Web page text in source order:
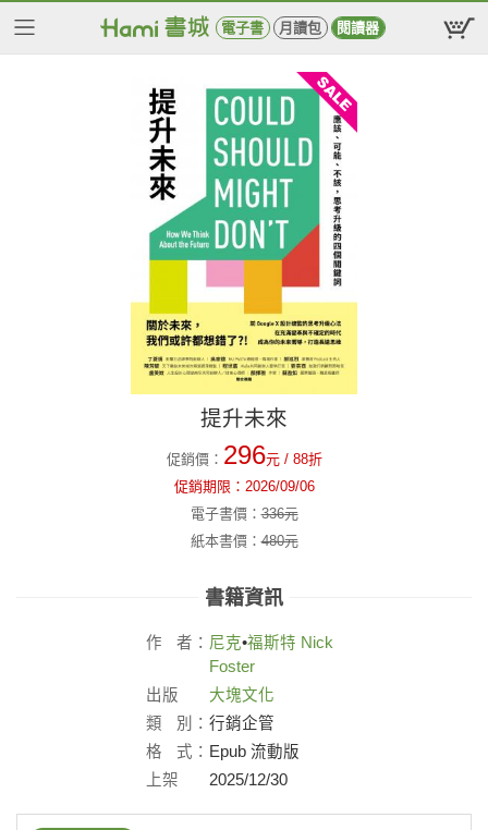
電子書 月讀包 閱讀器
提升未來
促銷價： 296元 / 88折
促銷期限： 2026/09/06
電子書價：336元
紙本書價：480元
書籍資訊
作 者： 尼克•福斯特 Nick
Foster
出版
社：
大塊文化
類
別： 行銷企管
格
式： Epub 流動版
上架
2025/12/30